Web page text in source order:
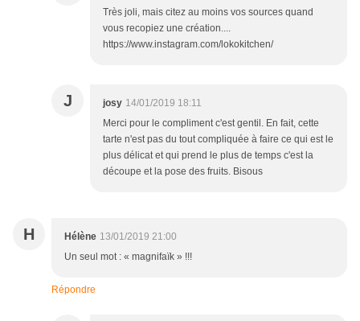
Très joli, mais citez au moins vos sources quand
vous recopiez une création....
https://www.instagram.com/lokokitchen/
J josy 14/01/2019 18:11
Merci pour le compliment c'est gentil. En fait, cette
tarte n'est pas du tout compliquée à faire ce qui est le
plus délicat et qui prend le plus de temps c'est la
découpe et la pose des fruits. Bisous
H Hélène 13/01/2019 21:00
Un seul mot : « magnifaïk » !!!
Répondre